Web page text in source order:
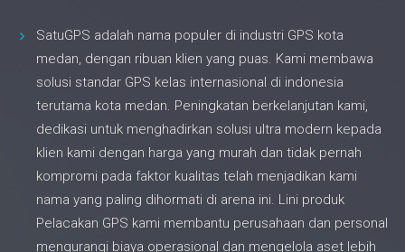
SatuGPS adalah nama populer di industri GPS kota
medan, dengan ribuan klien yang puas. Kami membawa
solusi standar GPS kelas internasional di indonesia
terutama kota medan. Peningkatan berkelanjutan kami,
dedikasi untuk menghadirkan solusi ultra modern kepada
klien kami dengan harga yang murah dan tidak pernah
kompromi pada faktor kualitas telah menjadikan kami
nama yang paling dihormati di arena ini. Lini produk
Pelacakan GPS kami membantu perusahaan dan personal
mengurangi biaya operasional dan mengelola aset lebih